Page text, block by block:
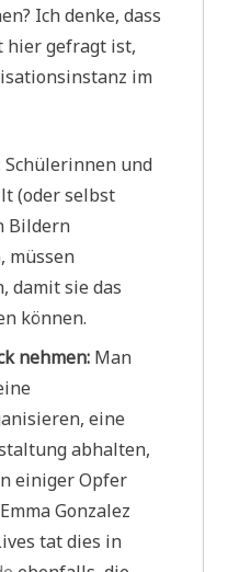
Ich denke, dass
hier gefragt ist,
im
Schülerinnen und
(oder selbst
Bildern
müssen
damit sie das
können.
nehmen: Man
eine
abhalten,
einiger Opfer
Gonzalez
tat dies in